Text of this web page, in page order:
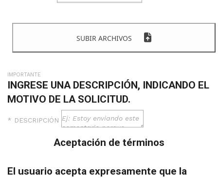
SUBIR ARCHIVOS
IMPORTANTE
INGRESE UNA DESCRIPCIÓN, INDICANDO EL
MOTIVO DE LA SOLICITUD.
* DESCRIPCIÓN
Aceptación de términos
El usuario acepta expresamente que la